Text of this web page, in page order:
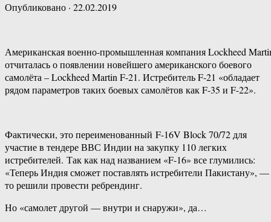
Опубликовано · 22.02.2019
Американская военно-промышленная компания Lockheed
отчиталась о появлении новейшего американского боевого
самолёта – Lockheed Martin F-21. Истребитель F-21 «обладает
рядом параметров таких боевых самолётов как F-35 и F-22».
Фактически, это переименованный F-16V Block 70/72 для
участие в тендере ВВС Индии на закупку 110 легких
истребителей. Так как над названием «F-16» все глумились:
«Теперь Индия сможет поставлять истребители Пакистану», —
то решили провести ребрендинг.
Но «самолет другой — внутри и снаружи», да…